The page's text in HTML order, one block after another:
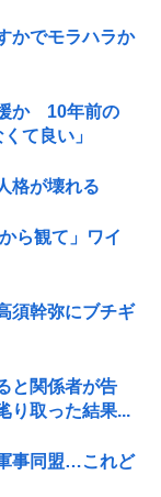
かでモラハラか
援か 10年前の
て良い」
格が壊れる
ら観て」ワイ
須幹弥にブチギ
と関係者が告
り取った結果...
事同盟…これど